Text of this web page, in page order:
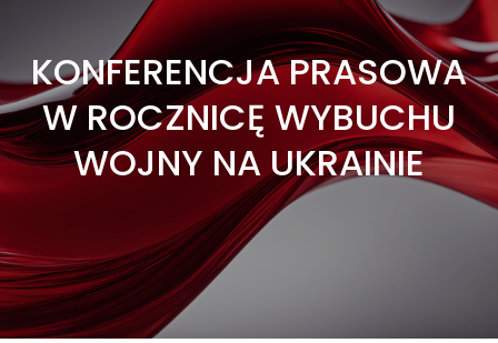
KONFERENCJA PRASOWA
W ROCZNICĘ WYBUCHU
WOJNY NA UKRAINIE